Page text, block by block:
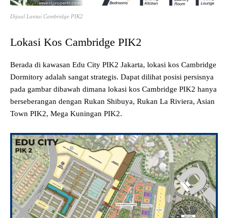
Dijual Lantai Cambridge PIK2
Lokasi Kos Cambridge PIK2
Berada di kawasan Edu City PIK2 Jakarta, lokasi kos Cambridge
Dormitory adalah sangat strategis. Dapat dilihat posisi persisnya
pada gambar dibawah dimana lokasi kos Cambridge PIK2 hanya
berseberangan dengan Rukan Shibuya, Rukan La Riviera, Asian
Town PIK2, Mega Kuningan PIK2.